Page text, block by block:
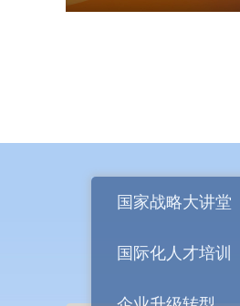
国家战略大讲堂
国际化人才培训